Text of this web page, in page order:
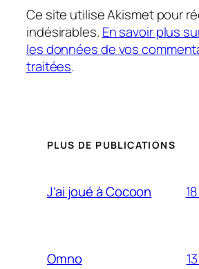
Ce site utilise Akismet pour
indésirables. En savoir plus
les données de vos
traitées.
PLUS DE PUBLICATIONS
J’ai joué à Cocoon
Omno